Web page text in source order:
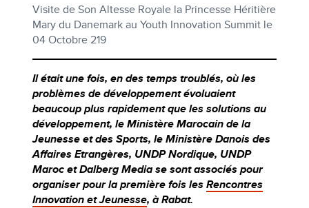
Visite de Son Altesse Royale la Princesse Héritière
Mary du Danemark au Youth Innovation Summit le
04 Octobre 219
Il était une fois, en des temps troublés, où les
problèmes de développement évoluaient
beaucoup plus rapidement que les solutions au
développement, le Ministère Marocain de la
Jeunesse et des Sports, le Ministère Danois des
Affaires Etrangères, UNDP Nordique, UNDP
Maroc et Dalberg Media se sont associés pour
organiser pour la première fois lesRencontres
Innovation et Jeunesse, à Rabat.